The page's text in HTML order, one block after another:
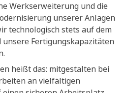
Werkserweiterung und die
unserer Anlagen
technologisch stets auf dem
unsere Fertigungskapazitäten
heißt das: mitgestalten bei
an vielfältigen